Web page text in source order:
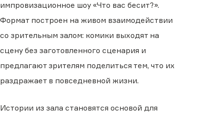
импровизационное шоу «Что вас бесит?».
Формат построен на живом взаимодействии
со зрительным залом: комики выходят на
сцену без заготовленного сценария и
предлагают зрителям поделиться тем, что их
раздражает в повседневной жизни.
Истории из зала становятся основой для